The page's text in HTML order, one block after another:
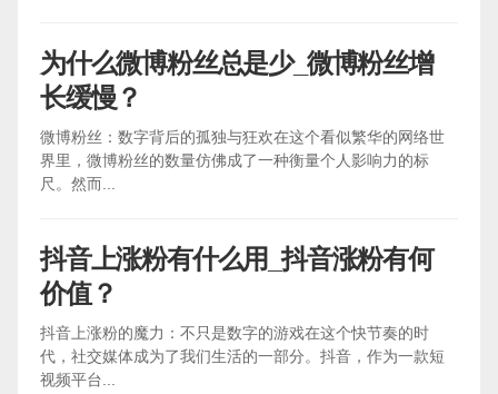
为什么微博粉丝总是少_微博粉丝增
长缓慢？
微博粉丝：数字背后的孤独与狂欢在这个看似繁华的网络世
界里，微博粉丝的数量仿佛成了一种衡量个人影响力的标
尺。然而...
抖音上涨粉有什么用_抖音涨粉有何
价值？
抖音上涨粉的魔力：不只是数字的游戏在这个快节奏的时
代，社交媒体成为了我们生活的一部分。抖音，作为一款短
视频平台...